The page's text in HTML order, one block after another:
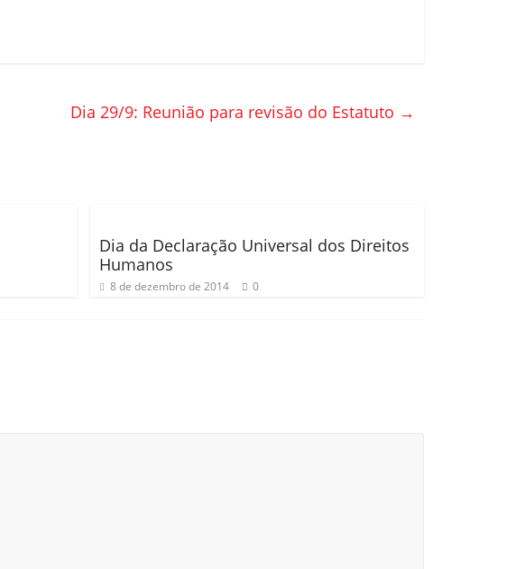
Dia 29/9: Reunião para revisão do Estatuto →
Dia da Declaração Universal dos Direitos
Humanos
8 de dezembro de 2014 0